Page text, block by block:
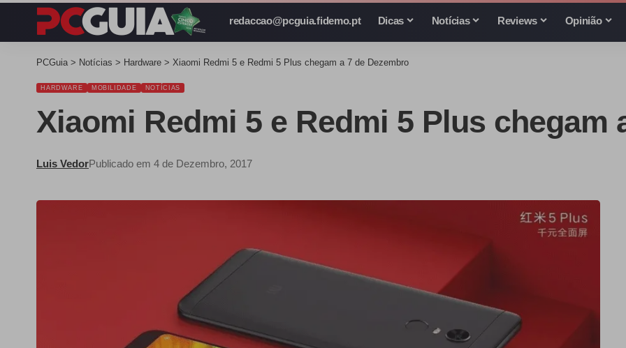
redaccao@pcguia.fidemo.pt Dicas Notícias Reviews Opinião
PCGuia > Notícias > Hardware > Xiaomi Redmi 5 e Redmi 5 Plus chegam a 7 de Dezembro
HARDWARE MOBILIDADE NOTÍCIAS
Xiaomi Redmi 5 e Redmi 5 Plus chegam
Luis VedorPublicado em 4 de Dezembro, 2017